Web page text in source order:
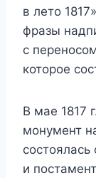
в лето
фразы
с
которое
В мае 1817
монумент
состоялась
и